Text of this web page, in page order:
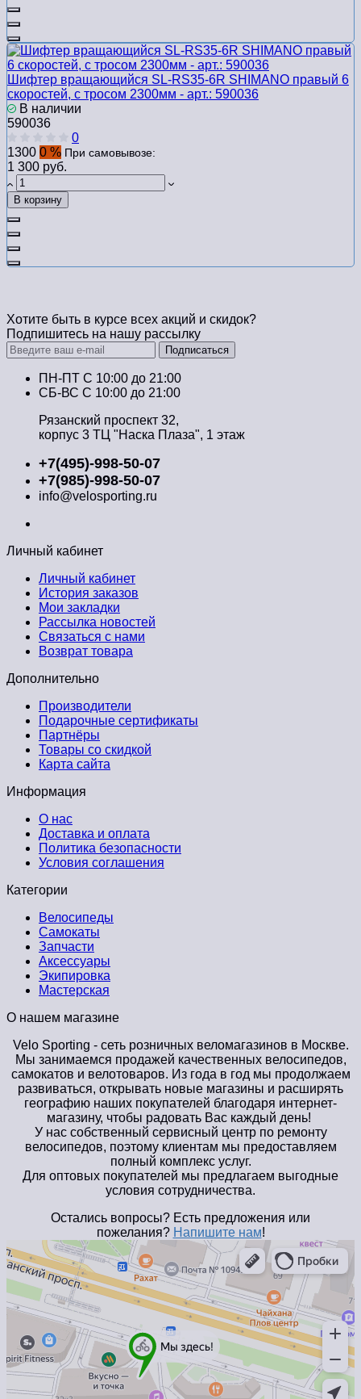
Шифтер вращающийся SL-RS35-6R SHIMANO правый 6
скоростей, с тросом 2300мм - арт.: 590036
В наличии
590036
0
1300 0 % При самовывозе:
1 300 руб.
В корзину
Хотите быть в курсе всех акций и скидок?
Подпишитесь на нашу рассылку
Подписаться
ПН-ПТ C 10:00 до 21:00
СБ-ВС С 10:00 до 21:00
Рязанский проспект 32,
корпус 3 ТЦ "Наска Плаза", 1 этаж
+7(495)-998-50-07
+7(985)-998-50-07
info@velosporting.ru
Личный кабинет
Личный кабинет
История заказов
Мои закладки
Рассылка новостей
Связаться с нами
Возврат товара
Дополнительно
Производители
Подарочные сертификаты
Партнёры
Товары со скидкой
Карта сайта
Информация
О нас
Доставка и оплата
Политика безопасности
Условия соглашения
Категории
Велосипеды
Самокаты
Запчасти
Аксессуары
Экипировка
Мастерская
О нашем магазине
Velo Sporting - сеть розничных веломагазинов в Москве.
Мы занимаемся продажей качественных велосипедов,
самокатов и велотоваров. Из года в год мы продолжаем
развиваться, открывать новые магазины и расширять
географию наших покупателей благодаря интернет-
магазину, чтобы радовать Вас каждый день!
У нас собственный сервисный центр по ремонту
велосипедов, поэтому клиентам мы предоставляем
полный комплекс услуг.
Для оптовых покупателей мы предлагаем выгодные
условия сотрудничества.
Остались вопросы? Есть предложения или
пожелания? Напишите нам!